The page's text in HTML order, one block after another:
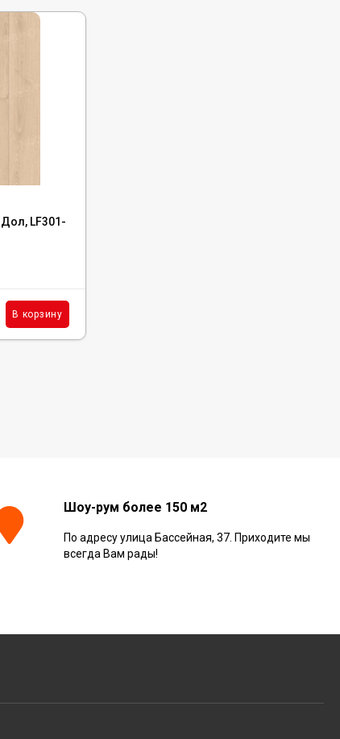
LF301-
В корзину
Шоу-рум более 150 м2
По адресу улица Бассейная, 37. Приходите мы
всегда Вам рады!